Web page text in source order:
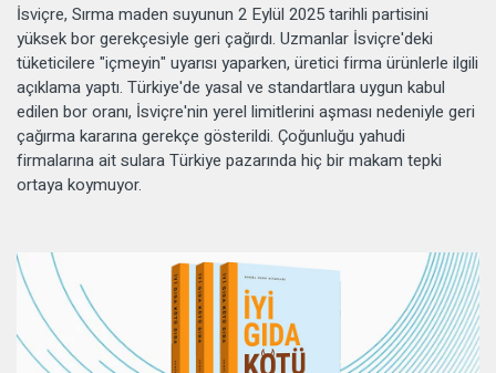
İsviçre, Sırma maden suyunun 2 Eylül 2025 tarihli partisini
yüksek bor gerekçesiyle geri çağırdı. Uzmanlar İsviçre'deki
tüketicilere "içmeyin" uyarısı yaparken, üretici firma ürünlerle ilgili
açıklama yaptı. Türkiye'de yasal ve standartlara uygun kabul
edilen bor oranı, İsviçre'nin yerel limitlerini aşması nedeniyle geri
çağırma kararına gerekçe gösterildi. Çoğunluğu yahudi
firmalarına ait sulara Türkiye pazarında hiç bir makam tepki
ortaya koymuyor.